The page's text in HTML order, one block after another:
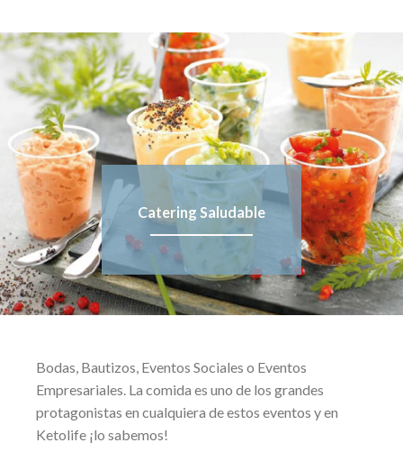
Catering Saludable
Bodas, Bautizos, Eventos Sociales o Eventos
Empresariales. La comida es uno de los grandes
protagonistas en cualquiera de estos eventos y en
Ketolife ¡lo sabemos!